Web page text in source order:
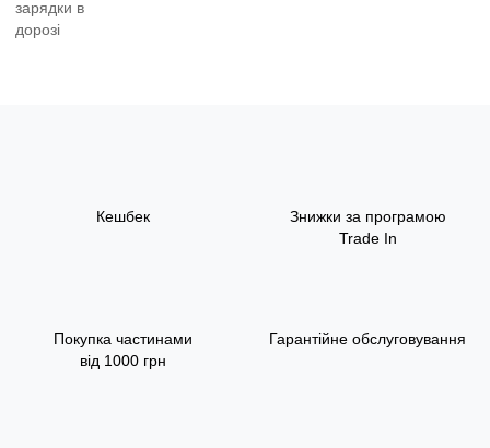
Кешбек
Знижки за програмою
Trade In
Покупка частинами
від 1000 грн
Гарантійне обслуговування